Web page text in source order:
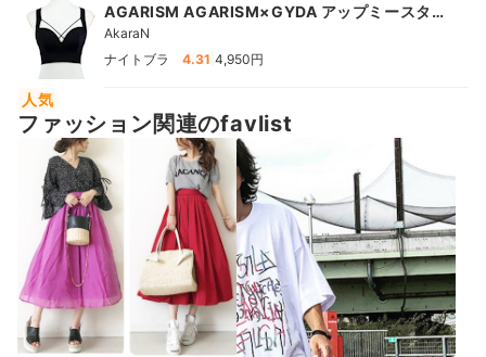
AGARISM AGARISM×GYDA アップミースタ
イリングブラ
AkaraN
ナイトブラ
4.31 4,950円
人気
ファッション関連のfavlist